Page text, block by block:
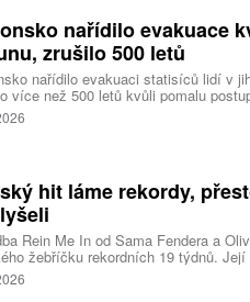
Reuters.nařídilo evakuace
zrušilo 500 letů
nařídilo evakuaci statisíců lidí v
více než 500 letů kvůli pomalu
meteorologů přinese tajfun do oblasti
vlny, píše agentura Reuters. Dolphin
meteorologická agentura (JMA).
hit láme rekordy,
Rein Me In od Sama Fendera a
žebříčku rekordních 19 týdnů.
reakci. Řada lidí tvrdí, že píseň
totiž rozdělil do menších skupin,